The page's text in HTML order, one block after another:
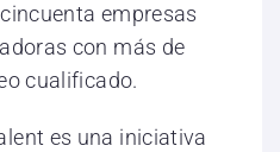
empresas
con más de
cualificado.
es una iniciativa